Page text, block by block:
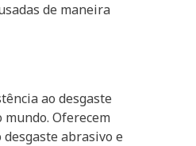
de maneira
ao desgaste
mundo. Oferecem
abrasivo e